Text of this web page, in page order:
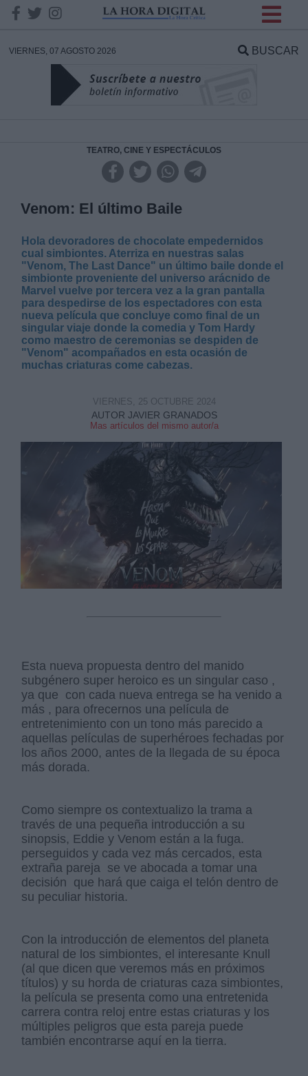
VIERNES, 07 AGOSTO 2026 BUSCAR
TEATRO, CINE Y ESPECTÁCULOS
Venom: El último Baile
Hola devoradores de chocolate empedernidos
cual simbiontes. Aterriza en nuestras salas
"Venom, The Last Dance" un último baile donde el
simbionte proveniente del universo arácnido de
Marvel vuelve por tercera vez a la gran pantalla
para despedirse de los espectadores con esta
nueva película que concluye como final de un
singular viaje donde la comedia y Tom Hardy
como maestro de ceremonias se despiden de
"Venom" acompañados en esta ocasión de
muchas criaturas come cabezas.
AUTOR JAVIER GRANADOS
Mas artículos del mismo autor/a
VIERNES, 25 OCTUBRE 2024
Esta nueva propuesta dentro del manido
subgénero super heroico es un singular caso ,
ya que con cada nueva entrega se ha venido a
más , para ofrecernos una película de
entretenimiento con un tono más parecido a
aquellas películas de superhéroes fechadas por
los años 2000, antes de la llegada de su época
más dorada.
Como siempre os contextualizo la trama a
través de una pequeña introducción a su
sinopsis, Eddie y Venom están a la fuga.
perseguidos y cada vez más cercados, esta
extraña pareja se ve abocada a tomar una
decisión que hará que caiga el telón dentro de
su peculiar historia.
Con la introducción de elementos del planeta
natural de los simbiontes, el interesante Knull
(al que dicen que veremos más en próximos
títulos) y su horda de criaturas caza simbiontes,
la película se presenta como una entretenida
carrera contra reloj entre estas criaturas y los
múltiples peligros que esta pareja puede
también encontrarse aquí en la tierra.
DATOS
Responsable:
Legitimación:
Destinatarios: